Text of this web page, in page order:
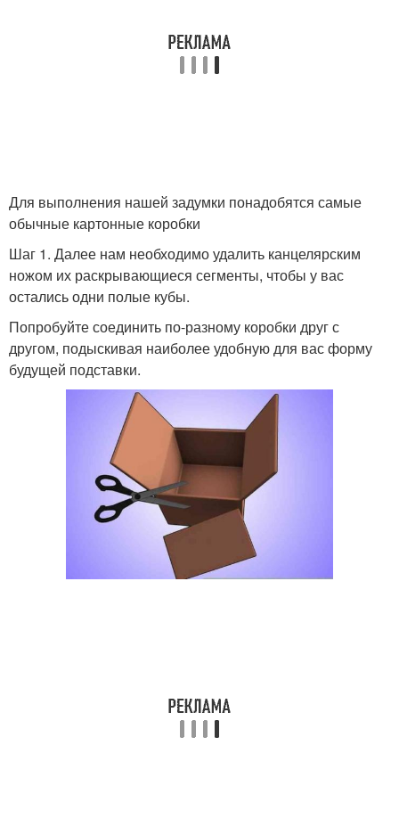
Для выполнения нашей задумки понадобятся самые
обычные картонные коробки
Шаг 1. Далее нам необходимо удалить канцелярским
ножом их раскрывающиеся сегменты, чтобы у вас
остались одни полые кубы.
Попробуйте соединить по-разному коробки друг с
другом, подыскивая наиболее удобную для вас форму
будущей подставки.